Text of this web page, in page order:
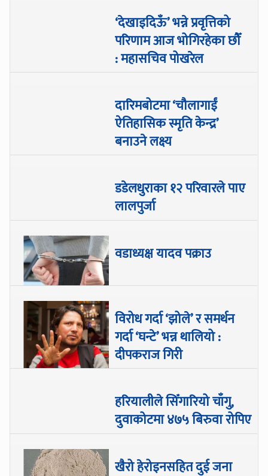
‘देखाइदिऊँ’ भन्ने प्रवृत्तिको
परिणाम आज भोगिरहेका छौँ
: महासचिव पोखरेल
दारिमबोटमा ‘चौलागाईं
ऐतिहासिक स्मृति केन्द्र’
बनाउने लक्ष्य
डडेलधुराका १२ परिवारले पाए
लालपुर्जा
वडाध्यक्ष यादव पक्राउ
विरोध गर्दा ‘झोले’ र समर्थन
गर्दा ‘घन्टे’ भन्न थालियो :
दीपकराज गिरी
हरियालीले सिँगारियो चाँगु,
दुवाकोटमा ४७५ बिरुवा रोपिए
खैरो हेरोइनसहित दुई जना